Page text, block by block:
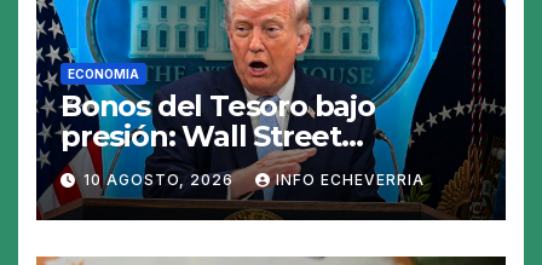
ECONOMIA
Bonos del Tesoro bajo
presión: Wall Street
preocupado por los
movimientos de Scott
Bessent
10 AGOSTO, 2026 INFO ECHEVERRIA